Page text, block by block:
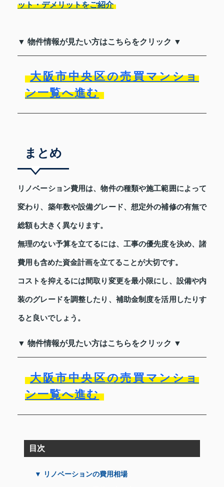
ット・デメリットをご紹介
▼ 物件情報が見たい方はこちらをクリック ▼
大阪市中央区の売買マンショ
ン一覧へ進む
まとめ
リノベーション費用は、物件の種類や施工範囲によって
変わり、築年数や設備グレード、想定外の補修の有無で
総額も大きく異なります。
無理のない予算を立てるには、工事の優先度を決め、諸
費用も含めた資金計画を立てることが大切です。
コストを抑えるには間取り変更を最小限にし、設備や内
装のグレードを調整したり、補助金制度を活用したりす
ると良いでしょう。
▼ 物件情報が見たい方はこちらをクリック ▼
大阪市中央区の売買マンショ
ン一覧へ進む
目次
▼ リノベーションの費用相場